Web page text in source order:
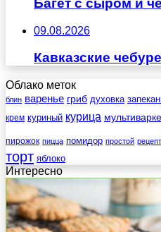
Багет с сыром и
09.08.2026
Кавказские
Облако меток
блин варенье гриб духовка
крем куриный курица мультиварке
пирожок пицца помидор простой рецепт
торт яблоко
Интересно